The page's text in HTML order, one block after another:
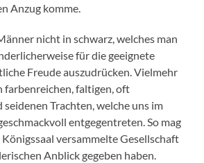
Anzug komme.
nicht in schwarz, welches man
für die geeignete
Freude auszudrücken. Vielmehr
farbenreichen, faltigen, oft
Trachten, welche uns im
entgegentreten. So mag
versammelte Gesellschaft
Anblick gegeben haben.